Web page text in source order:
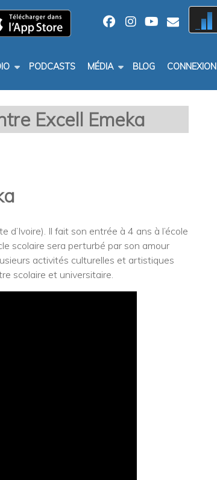
A
B
c
PODCASTS MÉDIA BLOG CONNEXION
Excell Emeka
Il fait son entrée à 4 ans à l’école
scolaire sera perturbé par son amour
activités culturelles et artistiques
scolaire et universitaire.